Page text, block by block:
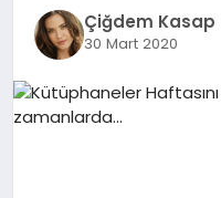
DÜNYA
Çiğdem Kasap
30 Mart 2020